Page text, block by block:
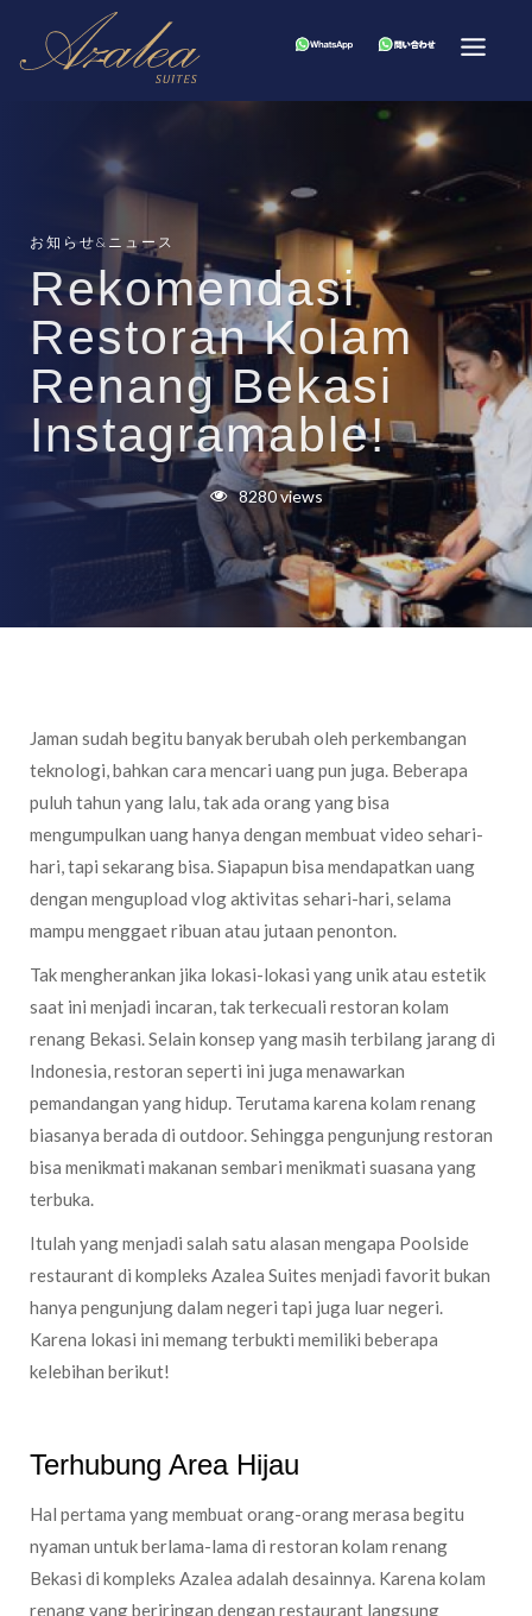
お知らせ&ニュース
Rekomendasi
Restoran Kolam
Renang Bekasi
Instagramable!
8280 views
Jaman sudah begitu banyak berubah oleh perkembangan
teknologi, bahkan cara mencari uang pun juga. Beberapa
puluh tahun yang lalu, tak ada orang yang bisa
mengumpulkan uang hanya dengan membuat video sehari-
hari, tapi sekarang bisa. Siapapun bisa mendapatkan uang
dengan mengupload vlog aktivitas sehari-hari, selama
mampu menggaet ribuan atau jutaan penonton.
Tak mengherankan jika lokasi-lokasi yang unik atau estetik
saat ini menjadi incaran, tak terkecuali restoran kolam
renang Bekasi. Selain konsep yang masih terbilang jarang di
Indonesia, restoran seperti ini juga menawarkan
pemandangan yang hidup. Terutama karena kolam renang
biasanya berada di outdoor. Sehingga pengunjung restoran
bisa menikmati makanan sembari menikmati suasana yang
terbuka.
Itulah yang menjadi salah satu alasan mengapa Poolside
restaurant di kompleks Azalea Suites menjadi favorit bukan
hanya pengunjung dalam negeri tapi juga luar negeri.
Karena lokasi ini memang terbukti memiliki beberapa
kelebihan berikut!
Terhubung Area Hijau
Hal pertama yang membuat orang-orang merasa begitu
nyaman untuk berlama-lama di restoran kolam renang
Bekasi di kompleks Azalea adalah desainnya. Karena kolam
renang yang beriringan dengan restaurant langsung